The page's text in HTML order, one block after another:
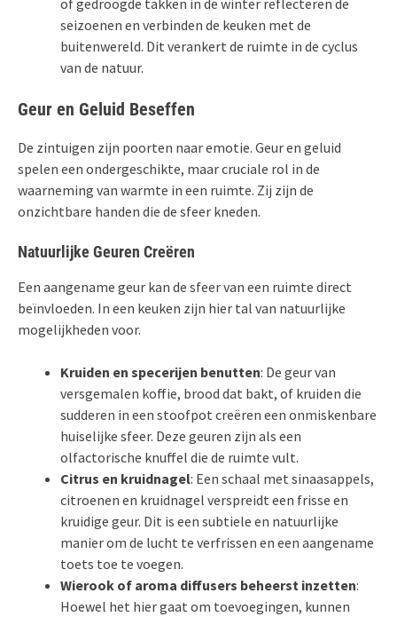
seizoenen en verbinden de keuken met de
buitenwereld. Dit verankert de ruimte in de cyclus
van de natuur.
Geur en Geluid Beseffen
De zintuigen zijn poorten naar emotie. Geur en geluid
spelen een ondergeschikte, maar cruciale rol in de
waarneming van warmte in een ruimte. Zij zijn de
onzichtbare handen die de sfeer kneden.
Natuurlijke Geuren Creëren
Een aangename geur kan de sfeer van een ruimte direct
beïnvloeden. In een keuken zijn hier tal van natuurlijke
mogelijkheden voor.
Kruiden en specerijen benutten: De geur van
versgemalen koffie, brood dat bakt, of kruiden die
sudderen in een stoofpot creëren een onmiskenbare
huiselijke sfeer. Deze geuren zijn als een
olfactorische knuffel die de ruimte vult.
Citrus en kruidnagel: Een schaal met sinaasappels,
citroenen en kruidnagel verspreidt een frisse en
kruidige geur. Dit is een subtiele en natuurlijke
manier om de lucht te verfrissen en een aangename
toets toe te voegen.
Wierook of aroma diffusers beheerst inzetten:
Hoewel het hier gaat om toevoegingen, kunnen